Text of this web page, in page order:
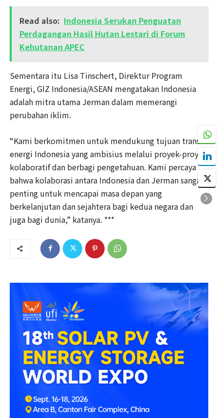
Read also: Indonesia Serukan Penguatan
Perdagangan Hasil Hutan Lestari di Forum
Kehutanan APEC
Sementara itu Lisa Tinschert, Direktur Program
Energi, GIZ Indonesia/ASEAN mengatakan Indonesia
adalah mitra utama Jerman dalam memerangi
perubahan iklim.
“Kami berkomitmen untuk mendukung tujuan transisi
energi Indonesia yang ambisius melalui proyek-proyek
kolaboratif dan berbagi pengetahuan. Kami percaya
bahwa kolaborasi antara Indonesia dan Jerman sangat
penting untuk mencapai masa depan yang
berkelanjutan dan sejahtera bagi kedua negara dan
juga bagi dunia,” katanya. ***